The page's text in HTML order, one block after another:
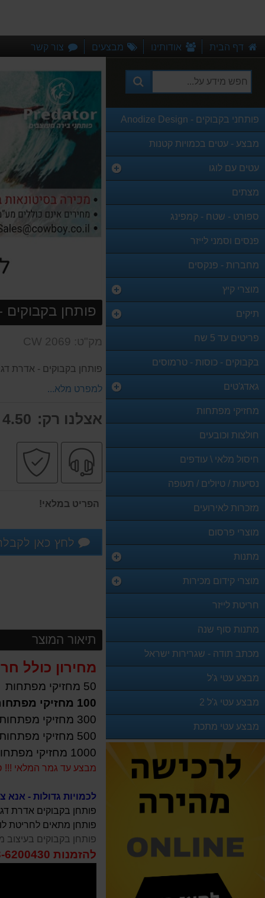
דף הבית אודותינו מבצעים צור קשר
פותחני בקבוקים - Anodize Design
מבצע - עטים בכמויות קטנות
עטים עם לוגו
מצתים
ספורט - שטח - קמפינג
פנסים וסמני לייזר
מחברות - פנקסים
מוצרי קיץ
תיקים
פריטים עד 5 שח
בקבוקים - כוסות - טרמוסים
גאדג'טים
מחזיקי מפתחות
חולצות וכובעים
חיסול מלאי \ עודפים
נסיעות / טיולים / תעופה
מזכרות לאירועים
מוצרי פרסום
מתנות
מוצרי קידום מכירות
חריטת לייזר
מתנות סוף שנה
מכתב תודה - שגרירות ישראל
מבצע עטי ג'ל
מבצע עטי ג'ל 2
מבצע עטי מתכת
פותחן בקבוקים
מק"ט: CW 2069
פותחן בקבוקים - אדרת דג
למפרט מלא...
אצלנו רק: 4.50 ₪
שירות
מקצועי
הפריט במלאי!
לחץ כאן
תיאור המוצר
מחירון כולל
50 מחזיקי מפתחות
100 מחזיקי מפתחות
300 מחזיקי מפתחות
500 מחזיקי מפתחות
1000 מחזיקי מפתחות
מבצע עד גמר המלאי !!! סטנד
לכמויות גדולות - אנא צרו קשר
פותחן בקבוקים אדרת
פותחן מתאים לחריטת
פותחן בקבוקים בעיצוב
להזמנות 03-6200430